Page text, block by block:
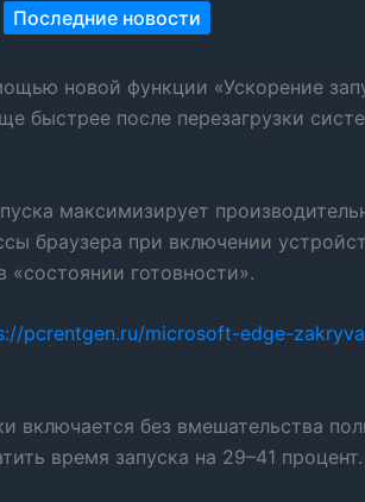
Последние новости
новой функции «Ускорение
быстрее после перезагрузки
максимизирует
браузера при включении
«состоянии готовности».
pcrentgen.ru/microsoft-edge-
включается без вмешательства
время запуска на 29–41 процент.